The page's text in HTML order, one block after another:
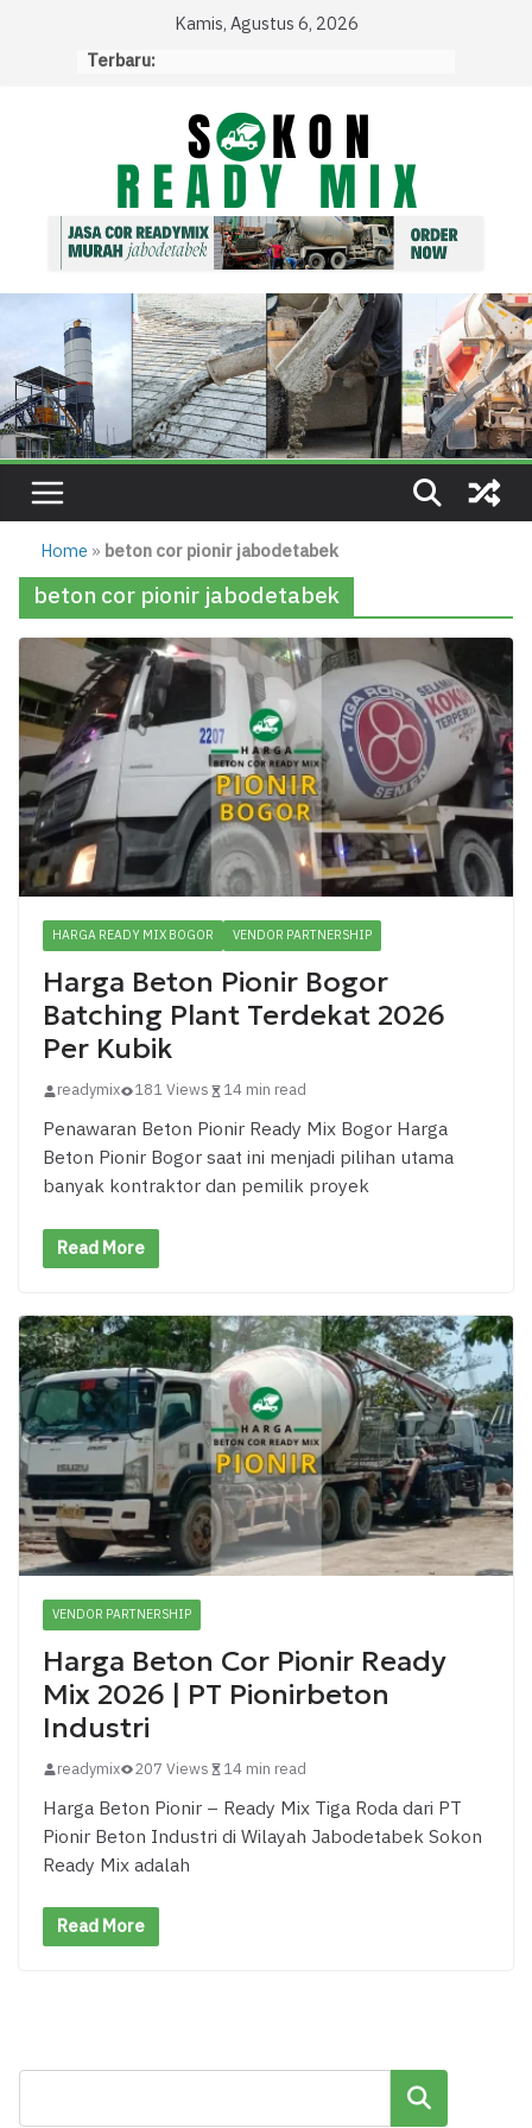
Kamis, Agustus 6, 2026
Terbaru:
Home » beton cor pionir jabodetabek
beton cor pionir jabodetabek
HARGA READY MIX BOGOR VENDOR PARTNERSHIP
Harga Beton Pionir Bogor
Batching Plant Terdekat 2026
Per Kubik
readymix 181 Views 14 min read
Penawaran Beton Pionir Ready Mix Bogor Harga
Beton Pionir Bogor saat ini menjadi pilihan utama
banyak kontraktor dan pemilik proyek
Read More
VENDOR PARTNERSHIP
Harga Beton Cor Pionir Ready
Mix 2026 | PT Pionirbeton
Industri
readymix 207 Views 14 min read
Harga Beton Pionir – Ready Mix Tiga Roda dari PT
Pionir Beton Industri di Wilayah Jabodetabek Sokon
Ready Mix adalah
Read More
Cari